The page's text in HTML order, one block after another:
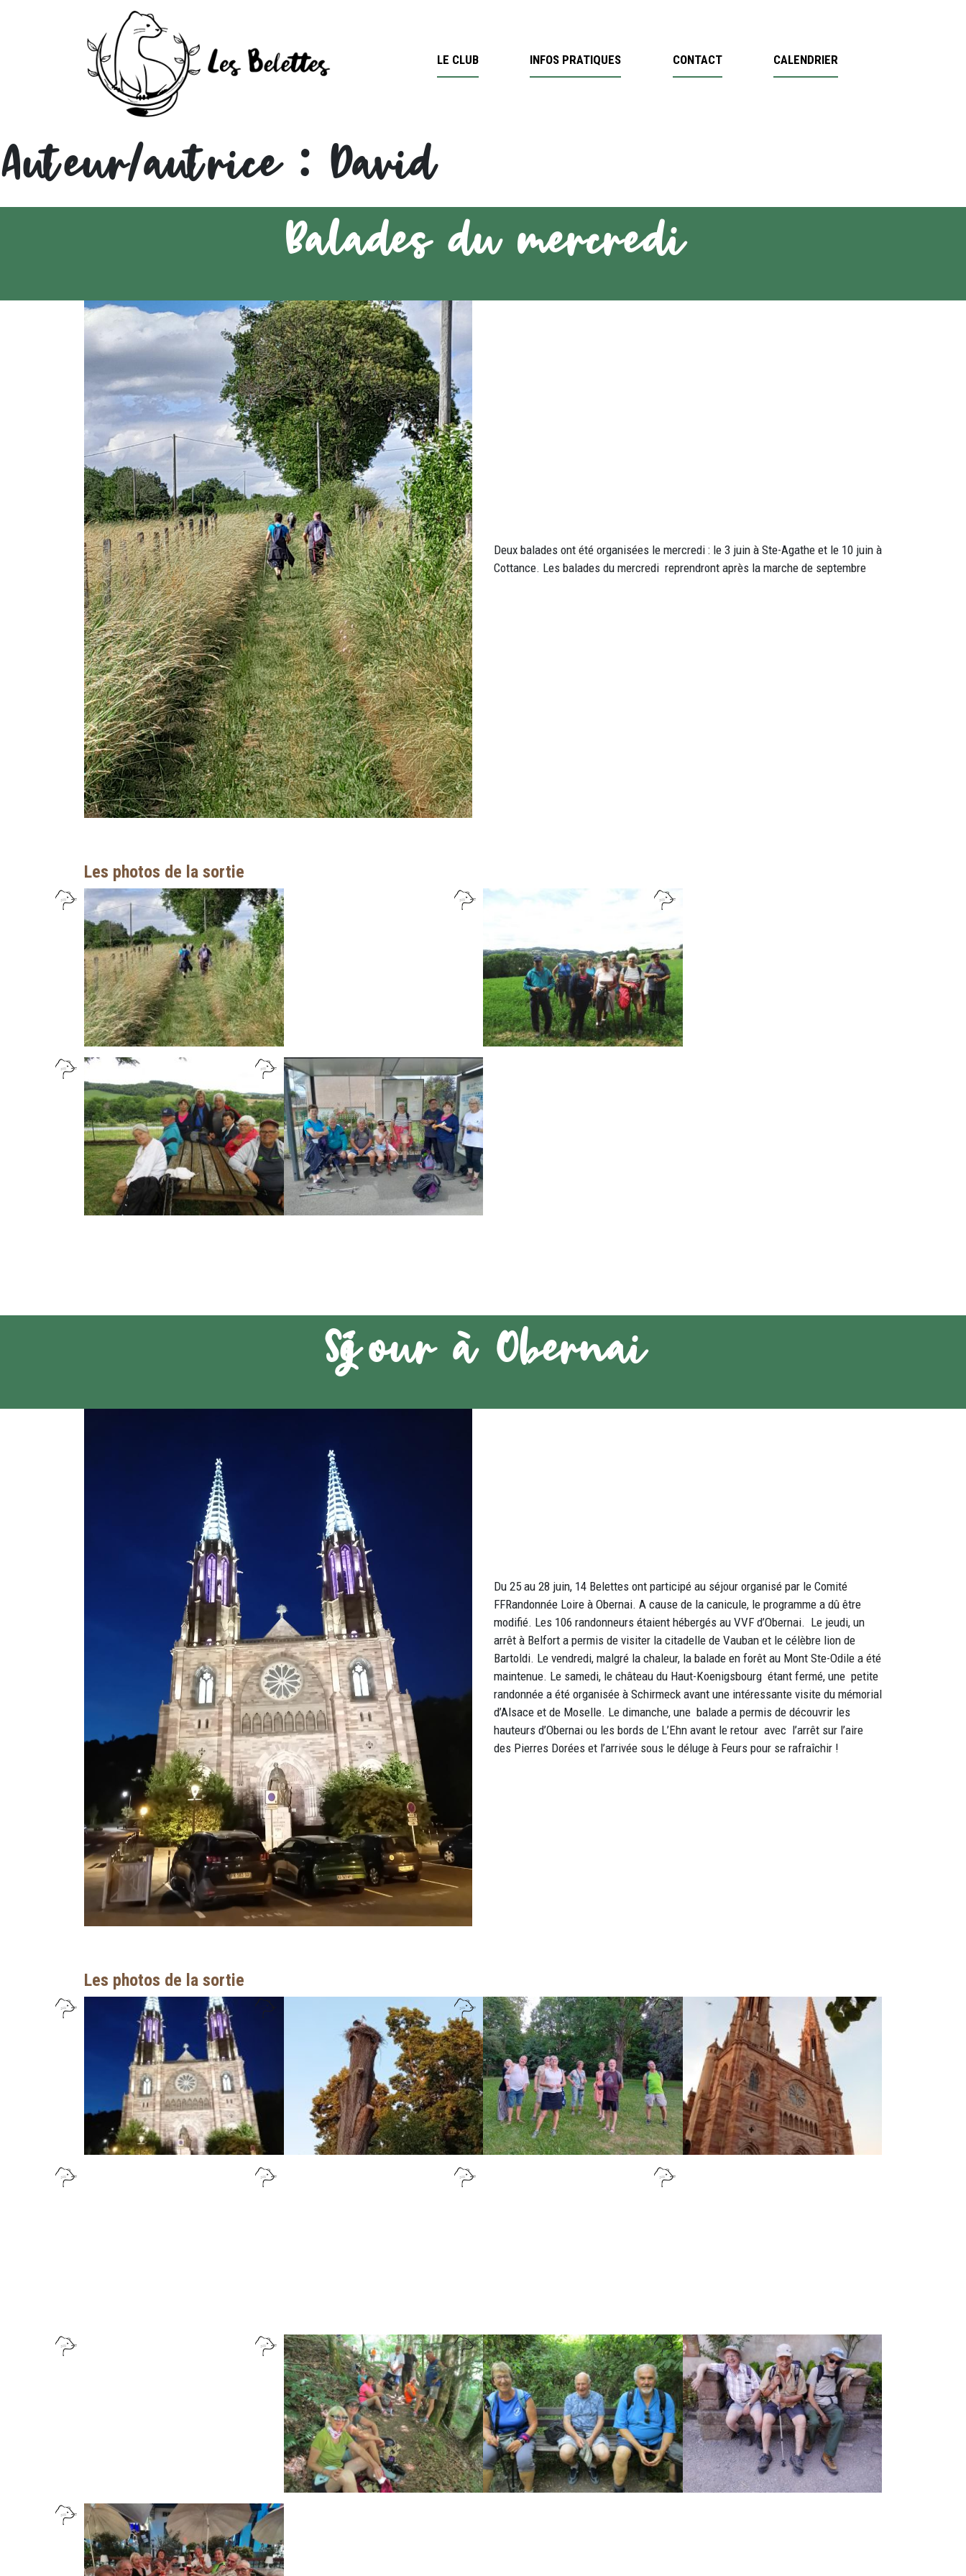
LE CLUB INFOS PRATIQUES CONTACT CALENDRIER
Auteur/autrice : David
Balades du mercredi
Deux balades ont été organisées le mercredi : le 3 juin à Ste-Agathe et le 10 juin à
Cottance. Les balades du mercredi reprendront après la marche de septembre
Les photos de la sortie
Séjour à Obernai
Du 25 au 28 juin, 14 Belettes ont participé au séjour organisé par le Comité
FFRandonnée Loire à Obernai. A cause de la canicule, le programme a dû être
modifié. Les 106 randonneurs étaient hébergés au VVF d’Obernai. Le jeudi, un
arrêt à Belfort a permis de visiter la citadelle de Vauban et le célèbre lion de
Bartoldi. Le vendredi, malgré la chaleur, la balade en forêt au Mont Ste-Odile a été
maintenue. Le samedi, le château du Haut-Koenigsbourg étant fermé, une petite
randonnée a été organisée à Schirmeck avant une intéressante visite du mémorial
d’Alsace et de Moselle. Le dimanche, une balade a permis de découvrir les
hauteurs d’Obernai ou les bords de L’Ehn avant le retour avec l’arrêt sur l’aire
des Pierres Dorées et l’arrivée sous le déluge à Feurs pour se rafraîchir !
Les photos de la sortie